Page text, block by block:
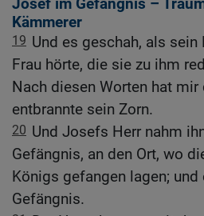
Josef im Gefängnis –
Kämmerer
19 Und es geschah, als
Frau hörte, die sie zu ihm
Nach diesen Worten hat mir
entbrannte sein Zorn.
20 Und Josefs Herr nahm
Gefängnis, an den Ort, wo
Königs gefangen lagen;
Gefängnis.